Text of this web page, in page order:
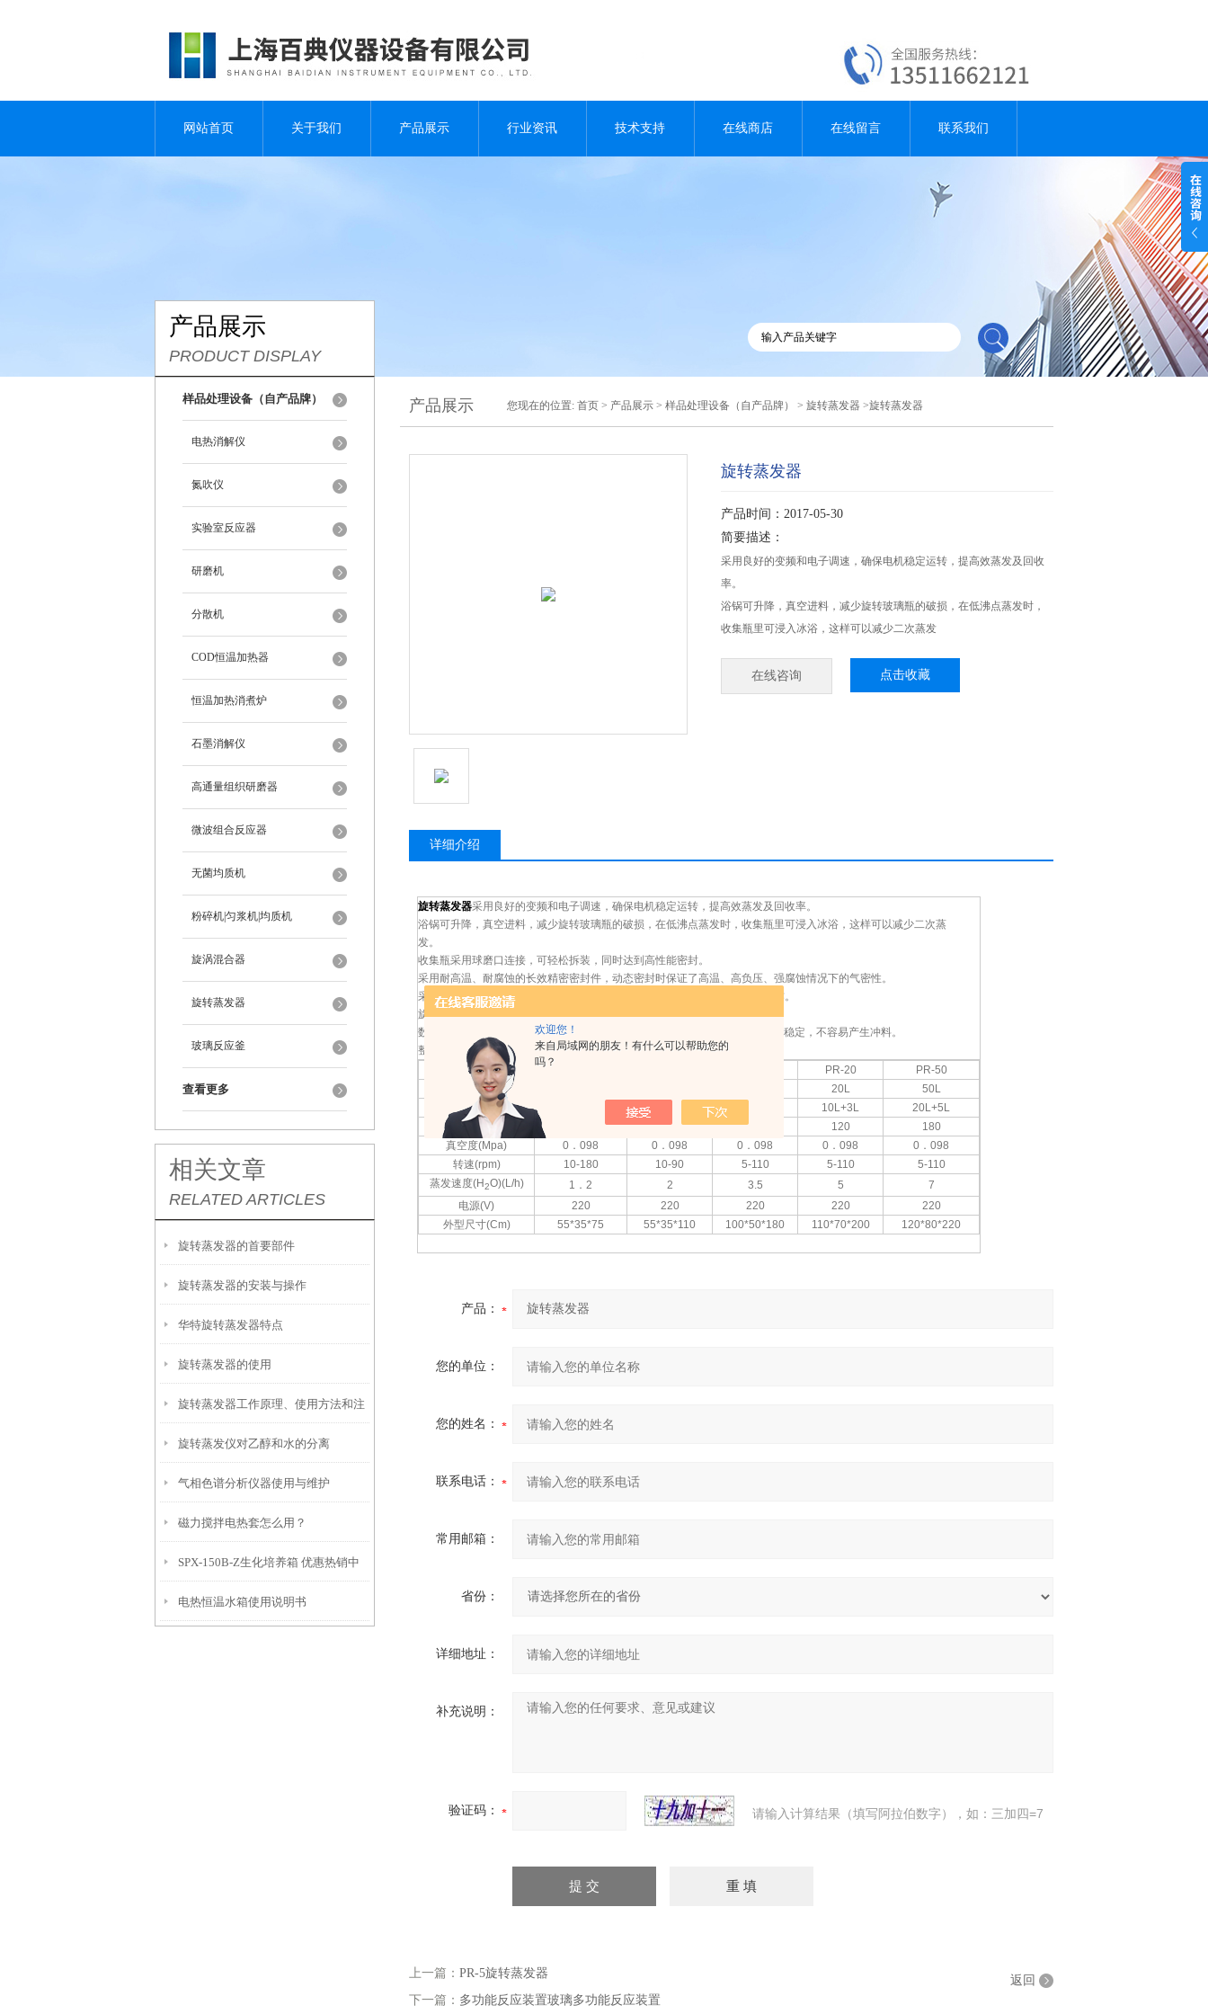
欢迎您！
来自局域网的朋友！有什么可以帮助您的
吗？
网站首页 关于我们 产品展示 行业资讯 技术支持 在线商店 在线留言 联系我们
产品展示
PRODUCT DISPLAY
样品处理设备（自产品牌）
电热消解仪
氮吹仪
实验室反应器
研磨机
分散机
COD恒温加热器
恒温加热消煮炉
石墨消解仪
高通量组织研磨器
微波组合反应器
无菌均质机
粉碎机|匀浆机|均质机
旋涡混合器
旋转蒸发器
玻璃反应釜
查看更多
相关文章
RELATED ARTICLES
旋转蒸发器的首要部件
旋转蒸发器的安装与操作
华特旋转蒸发器特点
旋转蒸发器的使用
旋转蒸发器工作原理、使用方法和注
意事项
旋转蒸发仪对乙醇和水的分离
气相色谱分析仪器使用与维护
磁力搅拌电热套怎么用？
SPX-150B-Z生化培养箱 优惠热销中
电热恒温水箱使用说明书
产品展示 您现在的位置: 首页 > 产品展示 > 样品处理设备（自产品牌） > 旋转蒸发器 >旋转蒸发器
旋转蒸发器
产品时间：2017-05-30
简要描述：
采用良好的变频和电子调速，确保电机稳定运转，提高效蒸发及回收
率。
浴锅可升降，真空进料，减少旋转玻璃瓶的破损，在低沸点蒸发时，
收集瓶里可浸入冰浴，这样可以减少二次蒸发
在线咨询 点击收藏
详细介绍
旋转蒸发器采用良好的变频和电子调速， 确保电机稳定运转，提高效蒸发及回收率。
浴锅可升降，真空进料，减少旋转玻璃瓶的破损，在低沸点蒸发时，收集瓶里可浸入冰浴，这样可以减少二次蒸
发。
收集瓶采用球磨口连接，可轻松拆装，同时达到高性能密封。
采用耐高温、耐腐蚀的长效精密密封件，动态密封时保证了高温、高负压、强腐蚀情况下的气密性。
采用日本技术交流感应电机，无级调速、无电刷、无火花，能长时间有效工作。
旋转蒸发器的底盘、浴锅、主杆、机轴选用优质不锈钢，造型美观耐腐蚀。
数显
智能温控，水油浴两用，应用更广泛。温度波动低，仅在
，蒸发更稳定，不容易产生冲料。
整机模块式系列化设计，可扩展性强、易安装、维护保养方便。
产品型号
PR-20
PR-50
蒸发瓶(L) 20L
50L
收集瓶 (L) 10L+3L
20L+5L
电机功率(W) 60 120
180
真空度(Mpa) 0 ． 098 0 ． 098 0 ． 098 0 ． 098 0 ． 098
转速(rpm) 10-180 10-90 5-110 5-110
5-110
蒸发速度(H2O)(L/h) 1 ． 2 2 3.5 5
7
电源(V) 220 220 220 220
220
外型尺寸(Cm) 55*35*75 55*35*110 100*50*180 110*70*200 120*80*220
产品：
您的单位：
您的姓名：
联系电话：
常用邮箱：
省份：
详细地址：
补充说明：
验证码： 请输入计算结果（填写阿拉伯数字），如：三加四=7
上一篇： PR-5旋转蒸发器
下一篇： 多功能反应装置玻璃多功能反应装置
返回